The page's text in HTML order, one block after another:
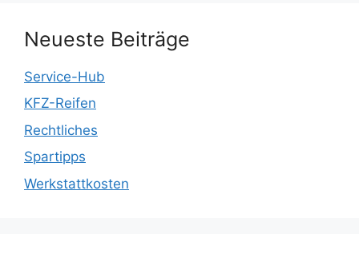
Neueste Beiträge
Service-Hub
KFZ-Reifen
Rechtliches
Spartipps
Werkstattkosten